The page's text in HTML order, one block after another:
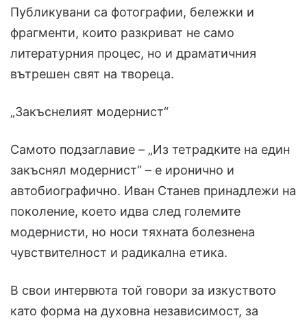
Публикувани са фотографии, бележки и
фрагменти, които разкриват не само
литературния процес, но и драматичния
вътрешен свят на твореца.
„Закъснелият модернист“
Самото подзаглавие – „Из тетрадките на един
закъснял модернист“ – е иронично и
автобиографично. Иван Станев принадлежи на
поколение, което идва след големите
модернисти, но носи тяхната болезнена
чувствителност и радикална етика.
В свои интервюта той говори за изкуството
като форма на духовна независимост, за